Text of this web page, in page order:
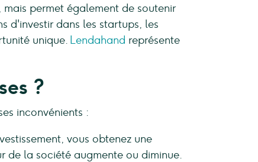
permet également de soutenir
d'investir dans les startups, les
unique. Lendahand représente
?
inconvénients :
vous obtenez une
de la société augmente ou diminue.